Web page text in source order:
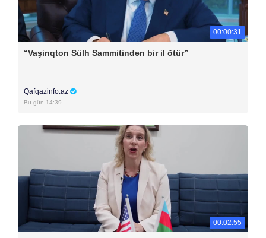
00:00:31
“Vaşinqton Sülh Sammitindən bir il ötür”
Qafqazinfo.az
Bu gün 14:39
00:02:55